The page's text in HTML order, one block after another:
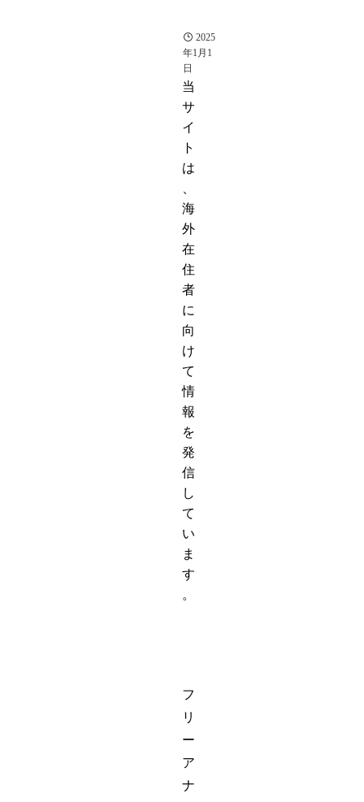
2025
年1月1
日
当
サ
イ
ト
は
海
外
在
住
者
に
向
け
て
情
報
を
発
信
し
て
い
ま
す
。
フ
リ
ー
ア
ナ